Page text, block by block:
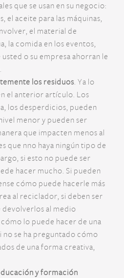
que se usan en su negocio:
el aceite para las máquinas,
el material de
la comida en los eventos,
usted o su empresa ahorran le
los residuos. Ya lo
el anterior artículo. Los
los desperdicios, pueden
menor y pueden ser
que impacten menos al
que nno haya ningún tipo de
si esto no puede ser
hacer mucho. Si pueden
cómo puede hacerle más
al reciclador, si deben ser
devolverlos al medio
lo puede hacer de una
no se ha preguntado cómo
de una forma creativa,
y formación